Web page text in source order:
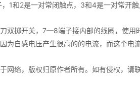
，1和2是一对常闭触点，3和4是一对常
双掷开关，7—8端子接内部的线圈，使用
为自感电压产生很高的的电流，而这个电
网络，版权归原作者所有。如有侵权，请